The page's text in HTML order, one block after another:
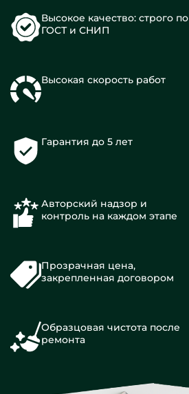
Высокое качество: строго по
ГОСТ и СНИП
Высокая скорость работ
Гарантия до 5 лет
Авторский надзор и
контроль на каждом этапе
Прозрачная цена,
закрепленная договором
Образцовая чистота после
ремонта